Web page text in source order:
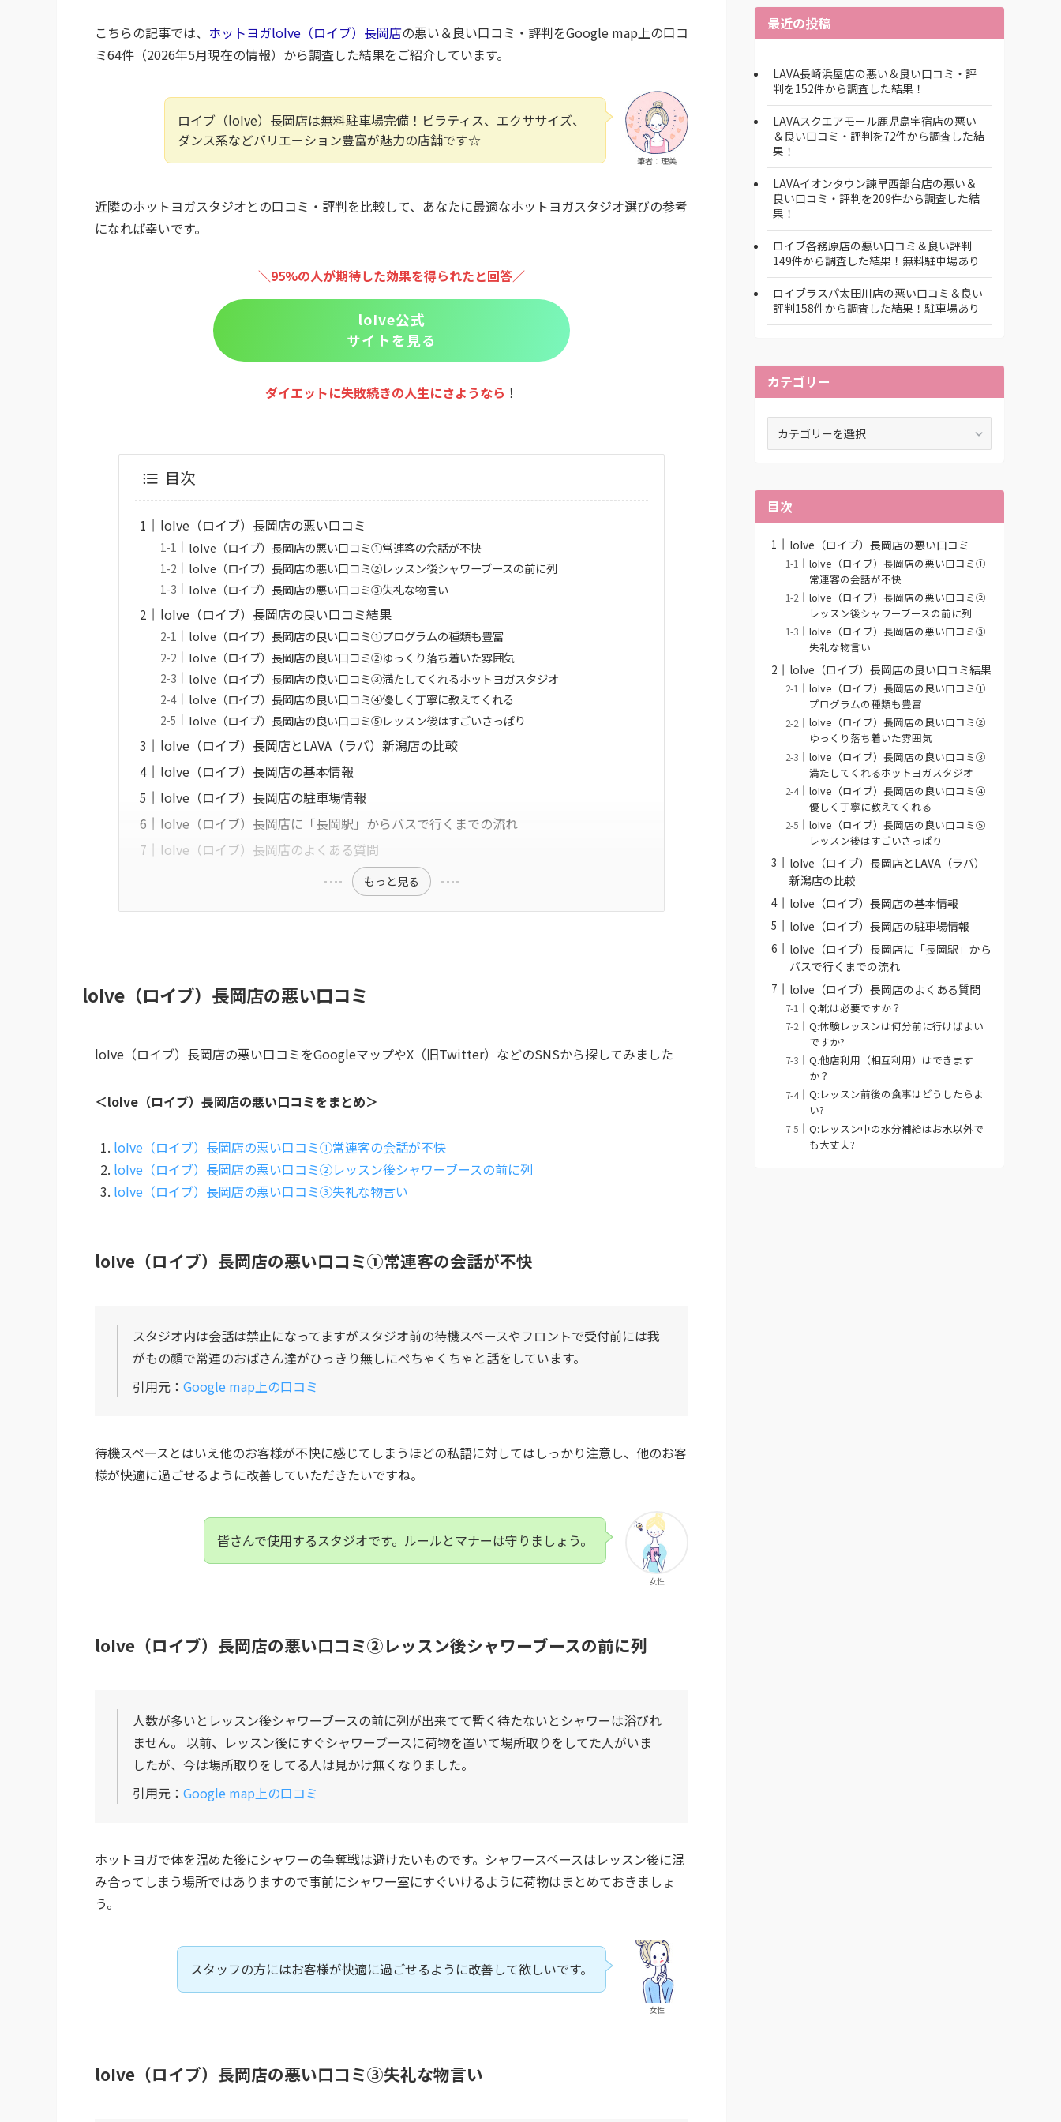
こちらの記事では、 ホットヨガloIve（ロイブ）長岡店の悪い＆良い口コミ・評判をGoogle map上の口コ
ミ64件（2026年5月現在の情報）から調査した結果をご紹介しています。
筆者：理美
ロイブ（loIve）長岡店は無料駐車場完備！ピラティス、エクササイズ、
ダンス系などバリエーション豊富が魅力の店舗です☆
近隣のホットヨガスタジオとの口コミ・評判を比較して、あなたに最適なホットヨガスタジオ選びの参考
になれば幸いです。
＼95%の人が期待した効果を得られたと回答／
loIve公式
サイトを見る
ダイエットに失敗続きの人生にさようなら ！
目次
loIve（ロイブ）長岡店の悪い口コミ
loIve（ロイブ）長岡店の悪い口コミ①常連客の会話が不快
loIve（ロイブ）長岡店の悪い口コミ②レッスン後シャワーブースの前に列
loIve（ロイブ）長岡店の悪い口コミ③失礼な物言い
loIve（ロイブ）長岡店の良い口コミ結果
loIve（ロイブ）長岡店の良い口コミ①プログラムの種類も豊富
loIve（ロイブ）長岡店の良い口コミ②ゆっくり落ち着いた雰囲気
loIve（ロイブ）長岡店の良い口コミ③満たしてくれるホットヨガスタジオ
loIve（ロイブ）長岡店の良い口コミ④優しく丁寧に教えてくれる
loIve（ロイブ）長岡店の良い口コミ⑤レッスン後はすごいさっぱり
loIve（ロイブ）長岡店とLAVA（ラバ）新潟店の比較
loIve（ロイブ）長岡店の基本情報
loIve（ロイブ）長岡店の駐車場情報
loIve（ロイブ）長岡店に「長岡駅」からバスで行くまでの流れ
loIve（ロイブ）長岡店のよくある質問
もっと見る
loIve（ロイブ）長岡店の悪い口コミ
loIve（ロイブ）長岡店の悪い口コミをGoogleマップやX（旧Twitter）などのSNSから探してみました
＜loIve（ロイブ）長岡店の悪い口コミをまとめ＞
loIve（ロイブ）長岡店の悪い口コミ①常連客の会話が不快
loIve（ロイブ）長岡店の悪い口コミ②レッスン後シャワーブースの前に列
loIve（ロイブ）長岡店の悪い口コミ③失礼な物言い
loIve（ロイブ）長岡店の悪い口コミ①常連客の会話が不快
スタジオ内は会話は禁止になってますがスタジオ前の待機スペースやフロントで受付前には我
がもの顔で常連のおばさん達がひっきり無しにぺちゃくちゃと話をしています。
引用元： Google map上の口コミ
待機スペースとはいえ他のお客様が不快に感じてしまうほどの私語に対してはしっかり注意し、他のお客
様が快適に過ごせるように改善していただきたいですね。
女性
皆さんで使用するスタジオです。ルールとマナーは守りましょう。
loIve（ロイブ）長岡店の悪い口コミ②レッスン後シャワーブースの前に列
人数が多いとレッスン後シャワーブースの前に列が出来てて暫く待たないとシャワーは浴びれ
ません。 以前、レッスン後にすぐシャワーブースに荷物を置いて場所取りをしてた人がいま
したが、今は場所取りをしてる人は見かけ無くなりました。
引用元： Google map上の口コミ
ホットヨガで体を温めた後にシャワーの争奪戦は避けたいものです。シャワースペースはレッスン後に混
み合ってしまう場所ではありますので事前にシャワー室にすぐいけるように荷物はまとめておきましょ
う。
女性
スタッフの方にはお客様が快適に過ごせるように改善して欲しいです。
loIve（ロイブ）長岡店の悪い口コミ③失礼な物言い
最近の投稿
LAVA長崎浜屋店の悪い＆良い口コミ・評
判を152件から調査した結果！
LAVAスクエアモール鹿児島宇宿店の悪い
＆良い口コミ・評判を72件から調査した結
果！
LAVAイオンタウン諫早西部台店の悪い＆
良い口コミ・評判を209件から調査した結
果！
ロイブ各務原店の悪い口コミ＆良い評判
149件から調査した結果！無料駐車場あり
ロイブラスパ太田川店の悪い口コミ＆良い
評判158件から調査した結果！駐車場あり
カテゴリー
ー
目次
loIve（ロイブ）長岡店の悪い口コミ
loIve（ロイブ）長岡店の悪い口コミ①
常連客の会話が不快
loIve（ロイブ）長岡店の悪い口コミ②
レッスン後シャワーブースの前に列
loIve（ロイブ）長岡店の悪い口コミ③
失礼な物言い
loIve（ロイブ）長岡店の良い口コミ結果
loIve（ロイブ）長岡店の良い口コミ①
プログラムの種類も豊富
loIve（ロイブ）長岡店の良い口コミ②
ゆっくり落ち着いた雰囲気
loIve（ロイブ）長岡店の良い口コミ③
満たしてくれるホットヨガスタジオ
loIve（ロイブ）長岡店の良い口コミ④
優しく丁寧に教えてくれる
loIve（ロイブ）長岡店の良い口コミ⑤
レッスン後はすごいさっぱり
loIve（ロイブ）長岡店とLAVA（ラバ）
新潟店の比較
loIve（ロイブ）長岡店の基本情報
loIve（ロイブ）長岡店の駐車場情報
loIve（ロイブ）長岡店に「長岡駅」から
バスで行くまでの流れ
loIve（ロイブ）長岡店のよくある質問
Q:靴は必要ですか？
Q:体験レッスンは何分前に行けばよい
ですか?
Q.他店利用（相互利用）はできます
か？
Q:レッスン前後の食事はどうしたらよ
い?
Q:レッスン中の水分補給はお水以外で
も大丈夫?